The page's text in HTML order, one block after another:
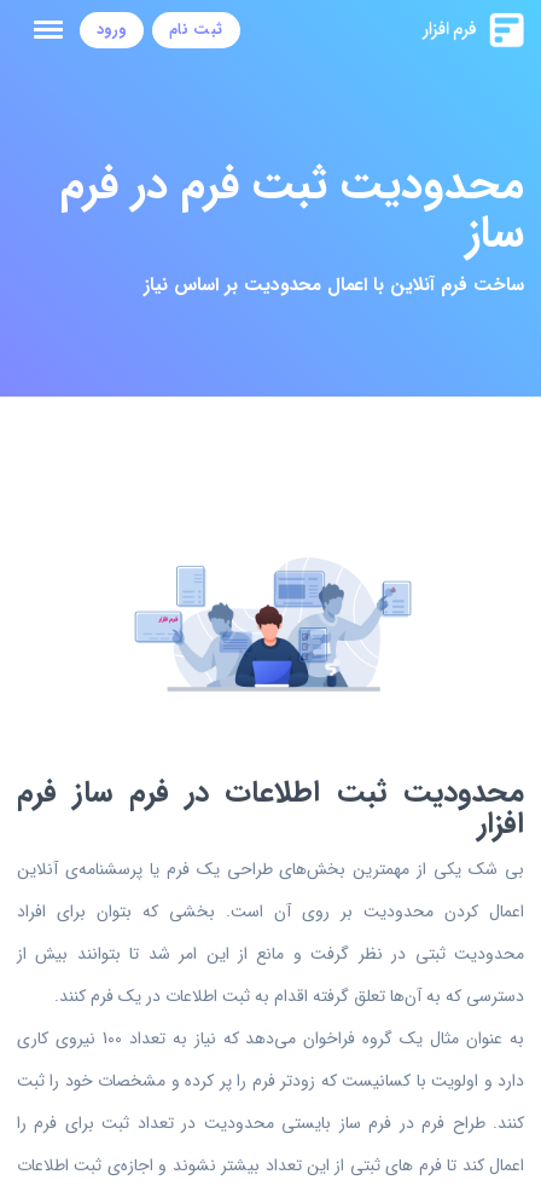
ثبت نام ورود
محدودیت ثبت فرم در فرم
ساز
ساخت فرم آنلاین با اعمال محدودیت بر اساس نیاز
محدودیت ثبت اطلاعات در فرم ساز فرم‌
افزار
بی شک یکی از مهمترین بخش‌های طراحی یک فرم یا پرسشنامه‌ی آنلاین
اعمال کردن محدودیت بر روی آن است. بخشی که بتوان برای افراد
محدودیت ثبتی در نظر گرفت و مانع از این امر شد تا بتوانند بیش از
دسترسی که به آن‌ها تعلق گرفته اقدام به ثبت اطلاعات در یک فرم کنند.
به عنوان مثال یک گروه فراخوان می‌دهد که نیاز به تعداد 100 نیروی کاری
دارد و اولویت با کسانیست که زودتر فرم را پر کرده و مشخصات خود را ثبت
کنند. طراح فرم در فرم ساز بایستی محدودیت در تعداد ثبت برای فرم را
اعمال کند تا فرم‌ های ثبتی از این تعداد بیشتر نشوند و اجازه‌ی ثبت اطلاعات